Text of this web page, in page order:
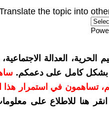
the topic into
العدالة الاجتماعية،
بشكل كامل على دعمكم.
تساهمون في استمرار هذا
انقر هنا للاطلاع على